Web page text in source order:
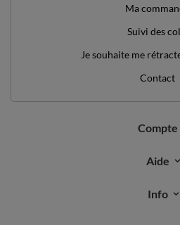
Ma
Suivi des
Je souhaite me
Contact
Compte
Aide
Info